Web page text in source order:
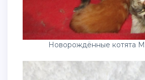
Новорождённые котята